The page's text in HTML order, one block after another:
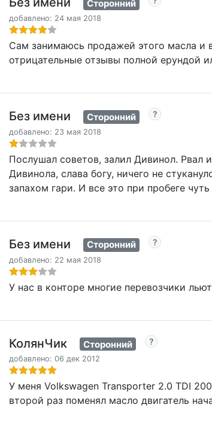
Сторонний
добавлено: 24 мая 2018
Сам занимаюсь продажей этого масла и
отрицательные отзывы полной ерундой
Без имени Сторонний
добавлено: 23 мая 2018
Послушал советов, залил Дивинол. Рвал
Дивинола, слава богу, ничего не
запахом гари. И все это при пробеге
Без имени Сторонний
добавлено: 22 мая 2018
У нас в конторе многие перевозчики
КолянЧик Сторонний
добавлено: 06 дек 2012
У меня Volkswagen Transporter 2.0 TDI
второй раз поменял масло двигатель